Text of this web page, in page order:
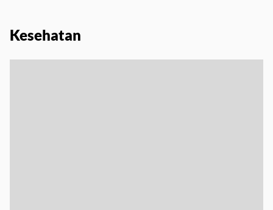
Kesehatan